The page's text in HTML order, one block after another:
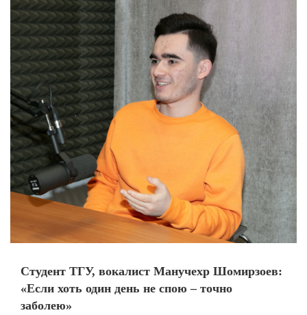
Студент ТГУ, вокалист Манучехр Шомирзоев:
«Если хоть один день не спою – точно
заболею»